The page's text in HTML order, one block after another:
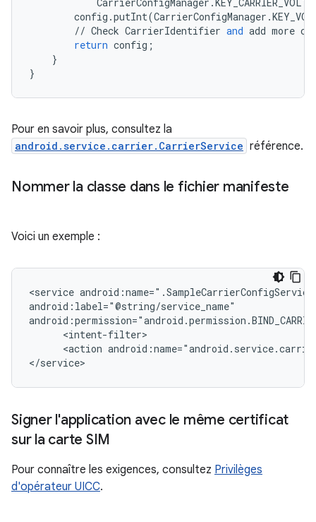
config .putInt(CarrierConfigManager .
// Check CarrierIdentifier and add more
return config ;
}
}
Pour en savoir plus, consultez la
android.service.carrier.CarrierService référence.
Nommer la classe dans le fichier manifeste
Voici un exemple :
<service
android:label="@string/service_name"
      <intent-filter>
<action
</service>
Signer l'application avec le même certificat
sur la carte SIM
Pour connaître les exigences, consultez Privilèges
d'opérateur UICC.